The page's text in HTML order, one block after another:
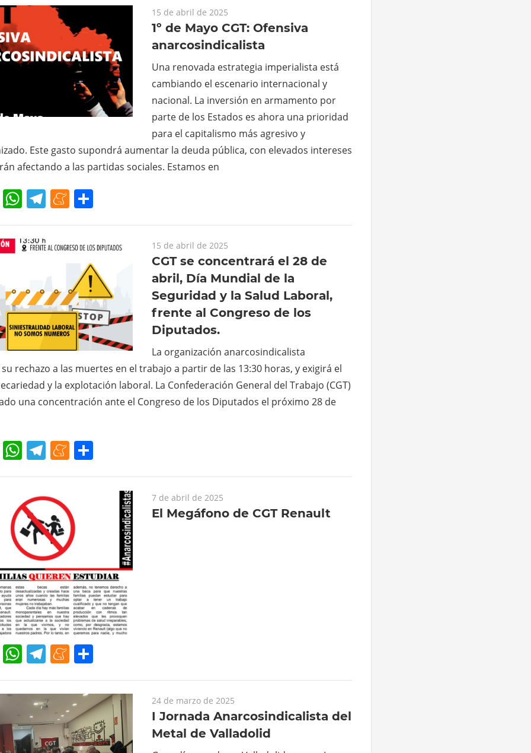
15 de abril de 2025
1º de Mayo CGT: Ofensiva
anarcosindicalista
Una renovada estrategia imperialista está
cambiando el escenario internacional y
nacional. La inversión en armamento por
parte de los Estados es ahora una prioridad
para el capitalismo más agresivo y
Este gasto supondrá aumentar la deuda pública, con elevados intereses
afectando a las partidas sociales. Estamos en
WhatsApp
Telegram
Meneame
15 de abril de 2025
CGT se concentrará el 28 de
abril, Día Mundial de la
Seguridad y la Salud Laboral,
frente al Congreso de los
Diputados.
La organización anarcosindicalista
rechazo a las muertes en el trabajo a partir de las 13:30 horas, y exigirá el
y la explotación laboral. La Confederación General del Trabajo (CGT)
una concentración ante el Congreso de los Diputados el próximo 28 de
WhatsApp
Telegram
Meneame
7 de abril de 2025
El Megáfono de CGT Renault
WhatsApp
Telegram
Meneame
24 de marzo de 2025
I Jornada Anarcosindicalista del
Metal de Valladolid